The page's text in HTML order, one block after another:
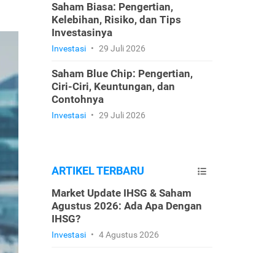
Saham Biasa: Pengertian,
Kelebihan, Risiko, dan Tips
Investasinya
Investasi • 29 Juli 2026
Saham Blue Chip: Pengertian,
Ciri-Ciri, Keuntungan, dan
Contohnya
Investasi • 29 Juli 2026
ARTIKEL TERBARU
Market Update IHSG & Saham
Agustus 2026: Ada Apa Dengan
IHSG?
Investasi • 4 Agustus 2026